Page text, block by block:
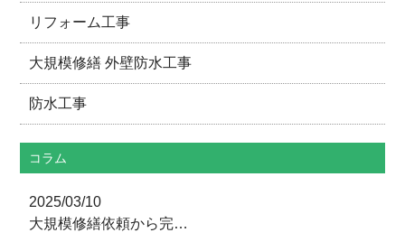
リフォーム工事
大規模修繕 外壁防水工事
防水工事
コラム
2025/03/10
大規模修繕依頼から完…